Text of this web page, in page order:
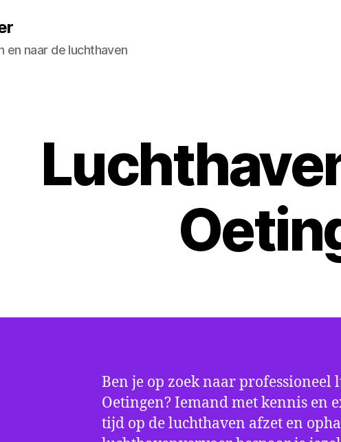
en naar de luchthaven
Ben je op zoek naar
Oetingen? Iemand met kennis en
tijd op de luchthaven afzet en